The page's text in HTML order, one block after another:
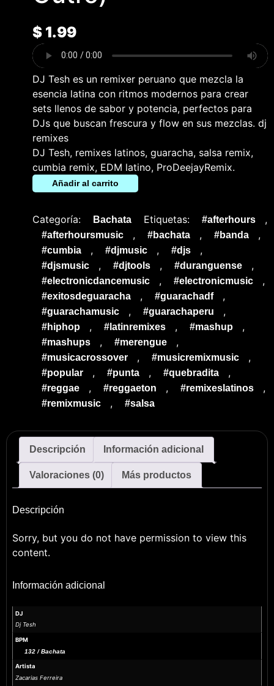
$1.99
DJ Tesh es un remixer peruano que mezcla la
esencia latina con ritmos modernos para crear
sets llenos de sabor y potencia, perfectos para
DJs que buscan frescura y flow en sus mezclas. dj
remixes
DJ Tesh, remixes latinos, guaracha, salsa remix,
cumbia remix, EDM latino, ProDeejayRemix.
Añadir al carrito
Categoría: Bachata Etiquetas: #afterhours ,
#afterhoursmusic , #bachata , #banda ,
#cumbia , #djmusic , #djs ,
#djsmusic , #djtools , #duranguense ,
#electronicdancemusic , #electronicmusic ,
#exitosdeguaracha , #guarachadf ,
#guarachamusic , #guarachaperu ,
#hiphop , #latinremixes , #mashup ,
#mashups , #merengue ,
#musicacrossover , #musicremixmusic ,
#popular , #punta , #quebradita ,
#reggae , #reggaeton , #remixeslatinos ,
#remixmusic , #salsa
Descripción Información adicional
Valoraciones (0) Más productos
Descripción
Sorry, but you do not have permission to view this
content.
Información adicional
DJ
Dj Tesh
BPM
132 / Bachata
Artista
Zacarias Ferreira